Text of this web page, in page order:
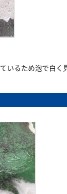
るため泡で白く